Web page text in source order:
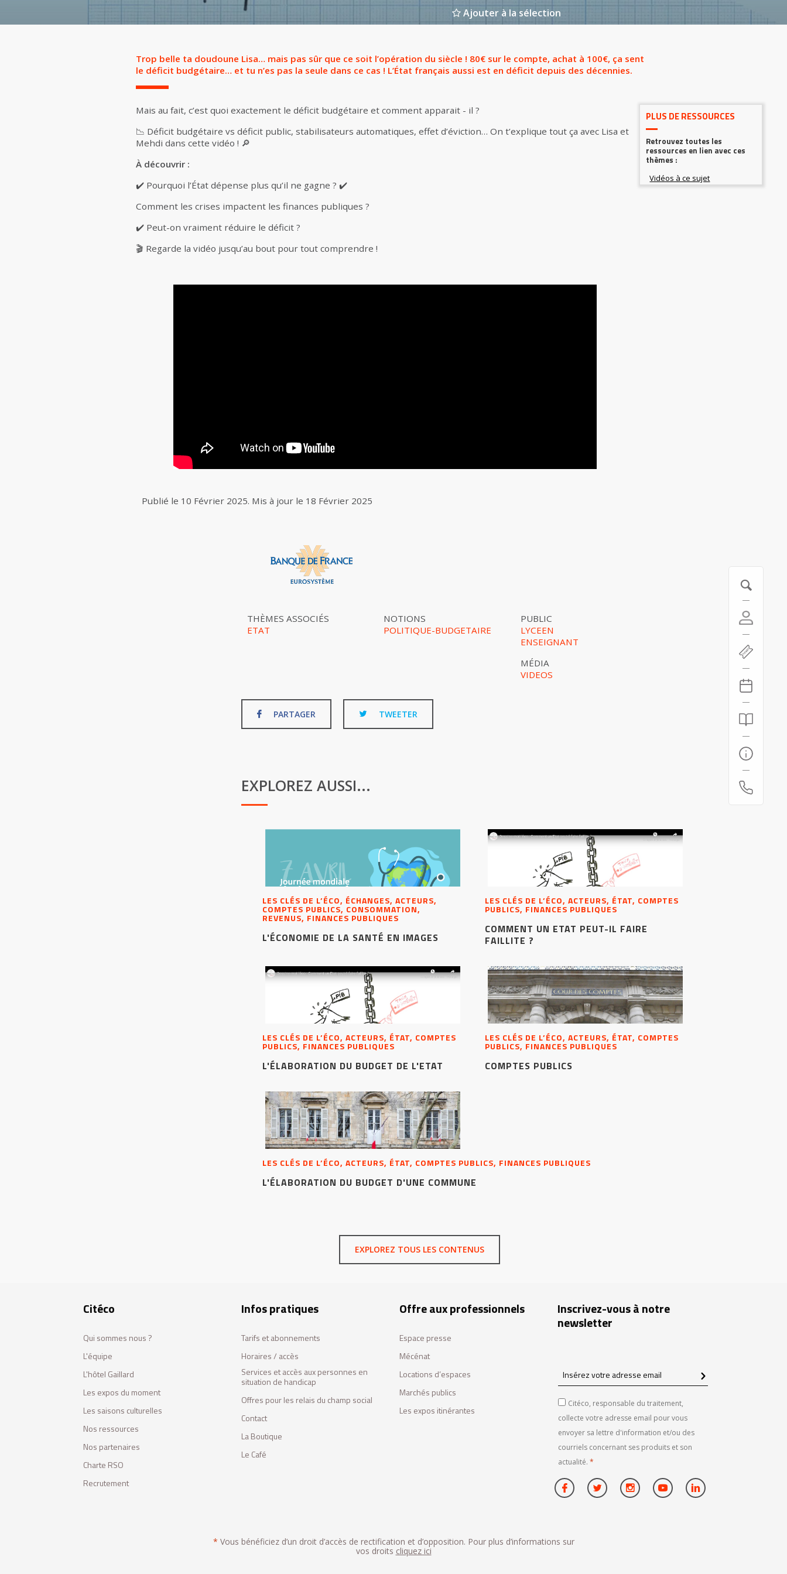
Ajouter à la sélection
Trop belle ta doudoune Lisa… mais pas sûr que ce soit l’opération du siècle ! 80€ sur le compte, achat à 100€, ça sent
le déficit budgétaire… et tu n’es pas la seule dans ce cas ! L’État français aussi est en déficit depuis des décennies.
Mais au fait, c’est quoi exactement le déficit budgétaire et comment apparait - il ?
📉 Déficit budgétaire vs déficit public, stabilisateurs automatiques, effet d’éviction… On t’explique tout ça avec Lisa et
Mehdi dans cette vidéo ! 🔎
À découvrir :
✔️ Pourquoi l’État dépense plus qu’il ne gagne ? ✔️
Comment les crises impactent les finances publiques ?
✔️ Peut-on vraiment réduire le déficit ?
🎬 Regarde la vidéo jusqu’au bout pour tout comprendre !
Publié le 10 Février 2025. Mis à jour le 18 Février 2025
PLUS DE RESSOURCES
Retrouvez toutes les
ressources en lien avec ces
thèmes :
THÈMES ASSOCIÉS
ETAT
NOTIONS
POLITIQUE-BUDGETAIRE
PUBLIC
LYCEEN
ENSEIGNANT
MÉDIA
VIDEOS
PARTAGER TWEETER
EXPLOREZ AUSSI...
LES CLÉS DE L’ÉCO, ÉCHANGES, ACTEURS,
COMPTES PUBLICS, CONSOMMATION,
REVENUS, FINANCES PUBLIQUES
L'ÉCONOMIE DE LA SANTÉ EN IMAGES
LES CLÉS DE L’ÉCO, ACTEURS, ÉTAT, COMPTES
PUBLICS, FINANCES PUBLIQUES
COMMENT UN ETAT PEUT-IL FAIRE
FAILLITE ?
LES CLÉS DE L’ÉCO, ACTEURS, ÉTAT, COMPTES
PUBLICS, FINANCES PUBLIQUES
L'ÉLABORATION DU BUDGET DE L'ETAT
LES CLÉS DE L’ÉCO, ACTEURS, ÉTAT, COMPTES
PUBLICS, FINANCES PUBLIQUES
COMPTES PUBLICS
LES CLÉS DE L’ÉCO, ACTEURS, ÉTAT, COMPTES PUBLICS, FINANCES PUBLIQUES
L'ÉLABORATION DU BUDGET D'UNE COMMUNE
EXPLOREZ TOUS LES CONTENUS
Citéco
Qui sommes nous ?
L'équipe
L'hôtel Gaillard
Les expos du moment
Les saisons culturelles
Nos ressources
Nos partenaires
Charte RSO
Recrutement
Infos pratiques
Tarifs et abonnements
Horaires / accès
Services et accès aux personnes en
situation de handicap
Offres pour les relais du champ social
Contact
La Boutique
Le Café
Offre aux professionnels
Espace presse
Mécénat
Locations d’espaces
Marchés publics
Les expos itinérantes
Inscrivez-vous à notre
newsletter
Insérez
votre
adresse
email
Citéco, responsable du traitement,
collecte votre adresse email pour vous
envoyer sa lettre d'information et/ou des
courriels concernant ses produits et son
actualité. *
* Vous bénéficiez d’un droit d’accès de rectification et d’opposition. Pour plus d’informations sur
vos droits cliquez ici